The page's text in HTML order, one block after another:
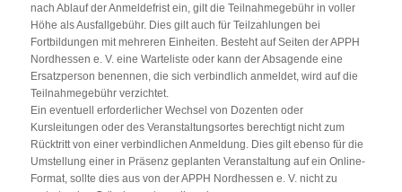
nach Ablauf der Anmeldefrist ein, gilt die Teilnahmegebühr in voller
Höhe als Ausfallgebühr. Dies gilt auch für Teilzahlungen bei
Fortbildungen mit mehreren Einheiten. Besteht auf Seiten der APPH
Nordhessen e. V. eine Warteliste oder kann der Absagende eine
Ersatzperson benennen, die sich verbindlich anmeldet, wird auf die
Teilnahmegebühr verzichtet.
Ein eventuell erforderlicher Wechsel von Dozenten oder
Kursleitungen oder des Veranstaltungsortes berechtigt nicht zum
Rücktritt von einer verbindlichen Anmeldung. Dies gilt ebenso für die
Umstellung einer in Präsenz geplanten Veranstaltung auf ein Online-
Format, sollte dies aus von der APPH Nordhessen e. V. nicht zu